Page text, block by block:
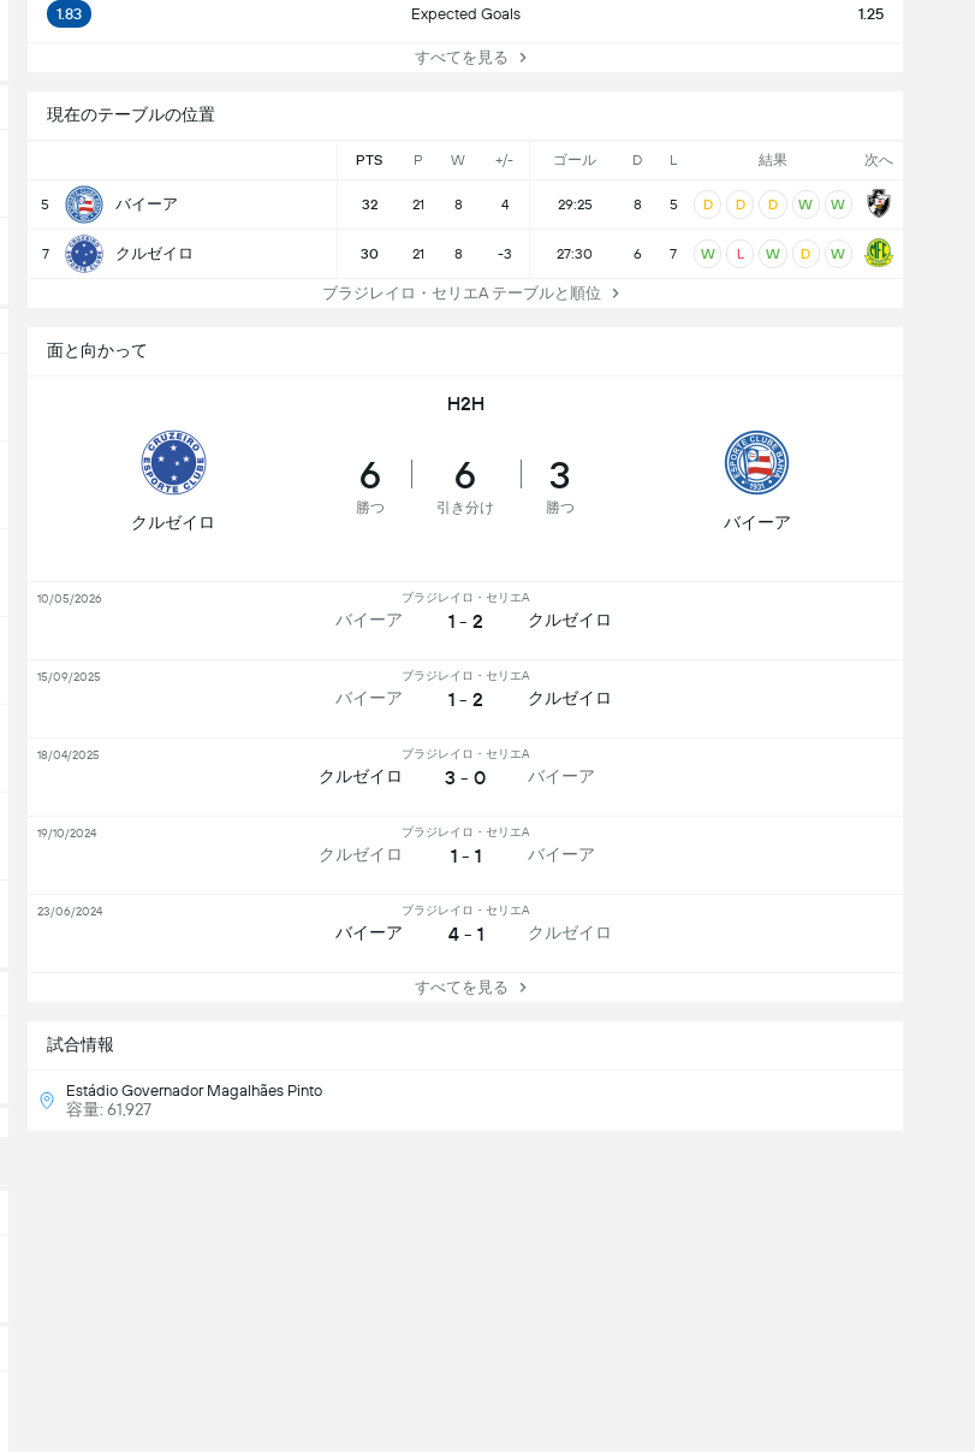
1.83 Expected Goals 1.25
すべてを見る
現在のテーブルの位置
PTS P W +/- ゴール D L 結果 次へ
5 バイーア 32 21 8 4 29:25 8 5 D D D W W
7 クルゼイロ 30 21 8 -3 27:30 6 7 W L W D W
ブラジレイロ・セリエA テーブルと順位
試合情報
Estádio Governador Magalhães Pinto
容量: 61,927
面と向かって
H2H
クルゼイロ
6
勝つ
6
引き分け
3
勝つ
バイーア
バイーア
ブラジレイロ・セリエA
1 - 2 クルゼイロ
10/05/2026
バイーア
ブラジレイロ・セリエA
1 - 2 クルゼイロ
15/09/2025
クルゼイロ
ブラジレイロ・セリエA
3 - 0 バイーア
18/04/2025
クルゼイロ
ブラジレイロ・セリエA
1 - 1 バイーア
19/10/2024
バイーア
ブラジレイロ・セリエA
4 - 1 クルゼイロ
23/06/2024
すべてを見る